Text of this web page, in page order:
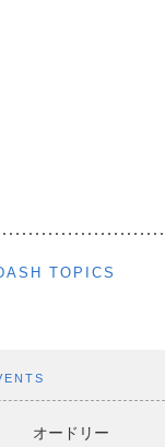
TOPICS
オードリー